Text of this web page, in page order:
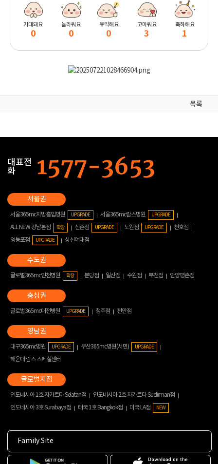
기대돼요
0
놀라워요
0
유익해요
0
고마워요
3
축하해요
1
목록
대표전
화
서울365mc지방흡입병원 UPGRADE 서울365mc람스병원 UPGRADE
ALL NEW 강남본점 확장 신촌점 UPGRADE 노원점 UPGRADE
천호점
영등포점
UPGRADE 성신여대점
글로벌365mc인천병원 확장 분당점 일산점 수원점 부천점 안양평촌점
글로벌365mc대전병원 UPGRADE 청주점 천안점
대구365mc병원 UPGRADE 부산365mc병원(서면) UPGRADE
해운대 람스 스페셜센터
인도네시아 1호 자카르타 Selatan점
인도네시아 2호 자카르타 Sudirman점
인도네시아 3호 Surabaya점
태국 1호 Bangkok점 미국 LA점 NEW
Family Site